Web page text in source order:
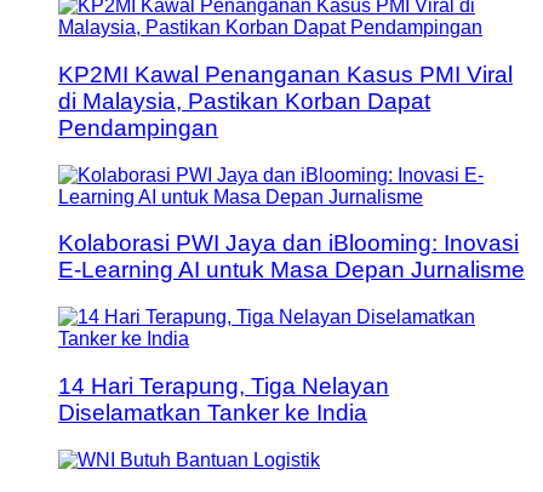
KP2MI Kawal Penanganan Kasus PMI Viral
di Malaysia, Pastikan Korban Dapat
Pendampingan
Kolaborasi PWI Jaya dan iBlooming: Inovasi
E-Learning AI untuk Masa Depan Jurnalisme
14 Hari Terapung, Tiga Nelayan
Diselamatkan Tanker ke India